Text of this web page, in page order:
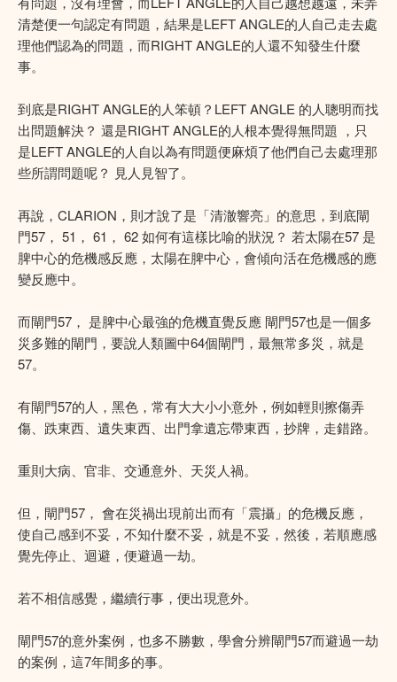
清楚便一句認定有問題，結果是LEFT ANGLE的人自己走去處
理他們認為的問題，而RIGHT ANGLE的人還不知發生什麼
事。
到底是RIGHT ANGLE的人笨頓？LEFT ANGLE 的人聰明而找
出問題解決？ 還是RIGHT ANGLE的人根本覺得無問題 ，只
是LEFT ANGLE的人自以為有問題便麻煩了他們自己去處理那
些所謂問題呢？ 見人見智了。
再說，CLARION，則才說了是「清澈響亮」的意思，到底閘
門57， 51， 61， 62 如何有這樣比喻的狀況？ 若太陽在57 是
脾中心的危機感反應，太陽在脾中心，會傾向活在危機感的應
變反應中。
而閘門57， 是脾中心最強的危機直覺反應 閘門57也是一個多
災多難的閘門，要說人類圖中64個閘門，最無常多災，就是
57。
有閘門57的人，黑色，常有大大小小意外，例如輕則擦傷弄
傷、跌東西、遺失東西、出門拿遺忘帶東西，抄牌，走錯路。
重則大病、官非、交通意外、天災人禍。
但，閘門57， 會在災禍出現前出而有「震攝」的危機反應，
使自己感到不妥，不知什麼不妥，就是不妥，然後，若順應感
覺先停止、迴避，便避過一劫。
若不相信感覺，繼續行事，便出現意外。
閘門57的意外案例，也多不勝數，學會分辨閘門57而避過一劫
的案例，這7年間多的事。